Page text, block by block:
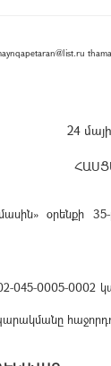
24
օրենքի
045-0005-